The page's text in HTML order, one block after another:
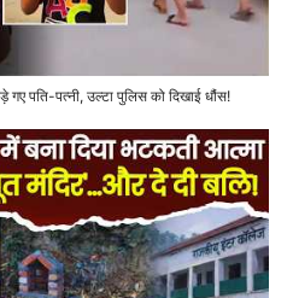
पति-पत्नी, उल्टा पुलिस को दिखाई धौंस!